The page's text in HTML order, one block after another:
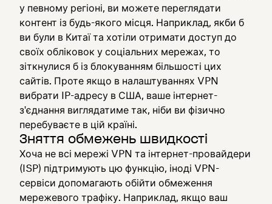
у певному регіоні, ви можете переглядати
контент із будь-якого місця. Наприклад, якби б
ви були в Китаї та хотіли отримати доступ до
своїх обліковок у соціальних мережах, то
зіткнулися б із блокуванням більшості цих
сайтів. Проте якщо в налаштуваннях VPN
вибрати IP-адресу в США, ваше інтернет-
з'єднання виглядатиме так, ніби ви фізично
перебуваєте в цій країні.
Зняття обмежень швидкості
Хоча не всі мережі VPN та інтернет-провайдери
(ISP) підтримують цю функцію, іноді VPN-
сервіси допомагають обійти обмеження
мережевого трафіку. Наприклад, якщо ваш